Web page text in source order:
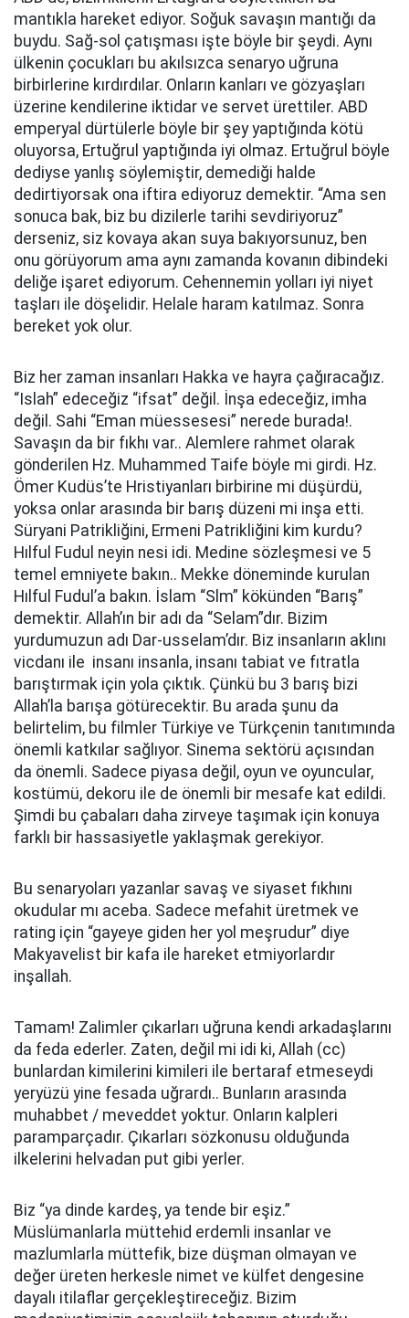
mantıkla hareket ediyor. Soğuk savaşın mantığı da
buydu. Sağ-sol çatışması işte böyle bir şeydi. Aynı
ülkenin çocukları bu akılsızca senaryo uğruna
birbirlerine kırdırdılar. Onların kanları ve gözyaşları
üzerine kendilerine iktidar ve servet ürettiler. ABD
emperyal dürtülerle böyle bir şey yaptığında kötü
oluyorsa, Ertuğrul yaptığında iyi olmaz. Ertuğrul böyle
dediyse yanlış söylemiştir, demediği halde
dedirtiyorsak ona iftira ediyoruz demektir. “Ama sen
sonuca bak, biz bu dizilerle tarihi sevdiriyoruz”
derseniz, siz kovaya akan suya bakıyorsunuz, ben
onu görüyorum ama aynı zamanda kovanın dibindeki
deliğe işaret ediyorum. Cehennemin yolları iyi niyet
taşları ile döşelidir. Helale haram katılmaz. Sonra
bereket yok olur.
Biz her zaman insanları Hakka ve hayra çağıracağız.
“Islah” edeceğiz “ifsat” değil. İnşa edeceğiz, imha
değil. Sahi “Eman müessesesi” nerede burada!.
Savaşın da bir fıkhı var.. Alemlere rahmet olarak
gönderilen Hz. Muhammed Taife böyle mi girdi. Hz.
Ömer Kudüs’te Hristiyanları birbirine mi düşürdü,
yoksa onlar arasında bir barış düzeni mi inşa etti.
Süryani Patrikliğini, Ermeni Patrikliğini kim kurdu?
Hılful Fudul neyin nesi idi. Medine sözleşmesi ve 5
temel emniyete bakın.. Mekke döneminde kurulan
Hılful Fudul’a bakın. İslam “Slm” kökünden “Barış”
demektir. Allah’ın bir adı da “Selam”dır. Bizim
yurdumuzun adı Dar-usselam’dır. Biz insanların aklını
vicdanı ile insanı insanla, insanı tabiat ve fıtratla
barıştırmak için yola çıktık. Çünkü bu 3 barış bizi
Allah’la barışa götürecektir. Bu arada şunu da
belirtelim, bu filmler Türkiye ve Türkçenin tanıtımında
önemli katkılar sağlıyor. Sinema sektörü açısından
da önemli. Sadece piyasa değil, oyun ve oyuncular,
kostümü, dekoru ile de önemli bir mesafe kat edildi.
Şimdi bu çabaları daha zirveye taşımak için konuya
farklı bir hassasiyetle yaklaşmak gerekiyor.
Bu senaryoları yazanlar savaş ve siyaset fıkhını
okudular mı aceba. Sadece mefahit üretmek ve
rating için “gayeye giden her yol meşrudur” diye
Makyavelist bir kafa ile hareket etmiyorlardır
inşallah.
Tamam! Zalimler çıkarları uğruna kendi arkadaşlarını
da feda ederler. Zaten, değil mi idi ki, Allah (cc)
bunlardan kimilerini kimileri ile bertaraf etmeseydi
yeryüzü yine fesada uğrardı.. Bunların arasında
muhabbet / meveddet yoktur. Onların kalpleri
paramparçadır. Çıkarları sözkonusu olduğunda
ilkelerini helvadan put gibi yerler.
Biz “ya dinde kardeş, ya tende bir eşiz.”
Müslümanlarla müttehid erdemli insanlar ve
mazlumlarla müttefik, bize düşman olmayan ve
değer üreten herkesle nimet ve külfet dengesine
dayalı itilaflar gerçekleştireceğiz. Bizim